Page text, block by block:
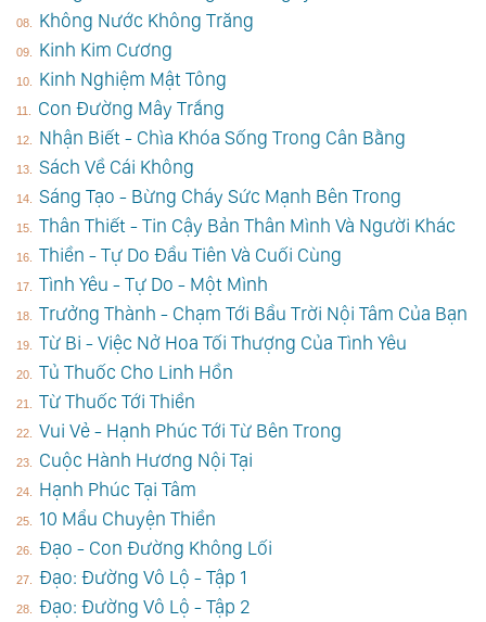
Không Nước Không Trăng
Kinh Kim Cương
Kinh Nghiệm Mật Tông
Con Đường Mây Trắng
Nhận Biết - Chìa Khóa Sống Trong Cân Bằng
Sách Về Cái Không
Sáng Tạo - Bừng Cháy Sức Mạnh Bên Trong
Thân Thiết - Tin Cậy Bản Thân Mình Và Người Khác
Thiền - Tự Do Đầu Tiên Và Cuối Cùng
Tình Yêu - Tự Do - Một Mình
Trưởng Thành - Chạm Tới Bầu Trời Nội Tâm Của Bạn
Từ Bi - Việc Nở Hoa Tối Thượng Của Tình Yêu
Tủ Thuốc Cho Linh Hồn
Từ Thuốc Tới Thiền
Vui Vẻ - Hạnh Phúc Tới Từ Bên Trong
Cuộc Hành Hương Nội Tại
Hạnh Phúc Tại Tâm
10 Mẩu Chuyện Thiền
Đạo - Con Đường Không Lối
Đạo: Đường Vô Lộ - Tập 1
Đạo: Đường Vô Lộ - Tập 2